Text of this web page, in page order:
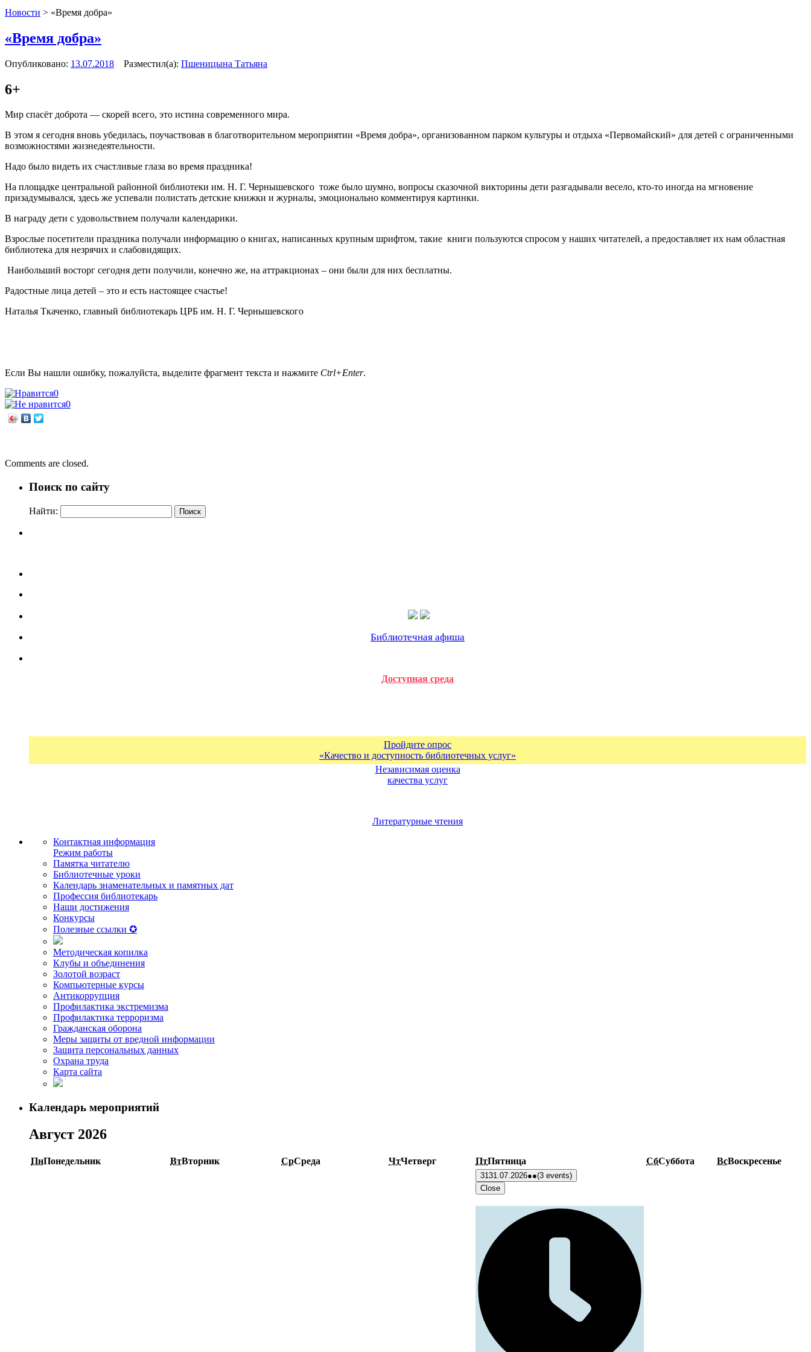
Новости > «Время добра»
«Время добра»
Опубликовано: 13.07.2018 Разместил(а): Пшеницына Татьяна
6+
Мир спасёт доброта — скорей всего, это истина современного мира.
В этом я сегодня вновь убедилась, поучаствовав в благотворительном мероприятии «Время добра», организованном парком культуры и отдыха «Первомайский» для детей с ограниченными
возможностями жизнедеятельности.
Надо было видеть их счастливые глаза во время праздника!
На площадке центральной районной библиотеки им. Н. Г. Чернышевского тоже было шумно, вопросы сказочной викторины дети разгадывали весело, кто-то иногда на мгновение
призадумывался, здесь же успевали полистать детские книжки и журналы, эмоционально комментируя картинки.
В награду дети с удовольствием получали календарики.
Взрослые посетители праздника получали информацию о книгах, написанных крупным шрифтом, такие книги пользуются спросом у наших читателей, а предоставляет их нам областная
библиотека для незрячих и слабовидящих.
Наибольший восторг сегодня дети получили, конечно же, на аттракционах – они были для них бесплатны.
Радостные лица детей – это и есть настоящее счастье!
Наталья Ткаченко, главный библиотекарь ЦРБ им. Н. Г. Чернышевского
Если Вы нашли ошибку, пожалуйста, выделите фрагмент текста и нажмите Ctrl+Enter.
0
0
Comments are closed.
Поиск по сайту
Найти:
Библиотечная афиша
Доступная среда
Пройдите опрос
«Качество и доступность библиотечных услуг»
Независимая оценка
качества услуг
Литературные чтения
Контактная информация
Режим работы
Памятка читателю
Библиотечные уроки
Календарь знаменательных и памятных дат
Профессия библиотекарь
Наши достижения
Конкурсы
Полезные ссылки ✪
Методическая копилка
Клубы и объединения
Золотой возраст
Компьютерные курсы
Антикоррупция
Профилактика экстремизма
Профилактика терроризма
Гражданская оборона
Меры защиты от вредной информации
Защита персональных данных
Охрана труда
Карта сайта
Календарь мероприятий
Август 2026
ПнПонедельник ВтВторник СрСреда ЧтЧетверг ПтПятница СбСуббота ВсВоскресенье
3131.07.2026●●(3 events)
Close